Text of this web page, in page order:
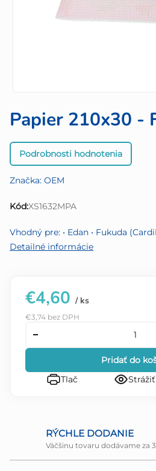
Papier 210x30 -
Priemerné
hodnotenie
je
0,0
5
hviezdičiek.
Podrobnosti hodnotenia
Značka: OEM
Kód:XS1632MPA
Vhodný pre: • Edan • Fukuda
Detailné informácie
€4,60 / ks
€3,74 bez DPH
Pridať do
Tlač
Strážiť
RÝCHLE DODANIE
Väčšinu tovaru dodávame za